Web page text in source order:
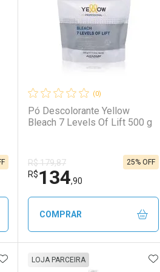
Ativar Desconto
Comprar sem Desconto
Comprar sem Desconto
FECHAR
FECHAR
(0)
Pó Descolorante Yellow
Bleach 7 Levels Of Lift 500 g
R$ 179,87
R$134,90
25% OFF
COMPRAR
AOS FAVORITOS
LOJA PARCEIRA